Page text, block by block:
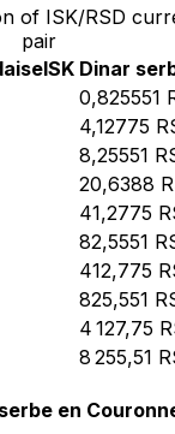
of ISK/RSD
pair
ISK Dinar
0,825551
4,12775
8,25551
20,6388
41,2775
82,5551
412,775
825,551
4 127,75
8 255,51
en